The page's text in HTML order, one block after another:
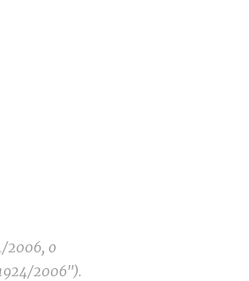
2006, o
2006").